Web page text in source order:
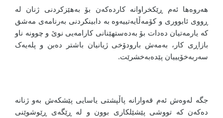
هەروەها ئەم ڕێکخراوانە کاردەکەن بۆ بەهێزکردنی ژنان لە
ڕووی ئابووری و کۆمەڵایەتییەوە بە دابینکردنی بەرنامەی مەشق
کە یارمەتیان دەدات بۆ بەدەستهێنانی کارامەیی نوێ و چوونە ناو
بازاڕی کار، بەمەش بارودۆخی ژیانیان باشتر دەبن و پلەیەک
سەربەخۆیییان پێدەبەخشرێت.
جگە لەوەش ئەم قەوارانە پاڵپشتی یاسایی پێشکەش بەو ژنانە
دەکەن کە تووشی پێشێلکاری بوون و لە ڕێگەی ڕێوشوێنی